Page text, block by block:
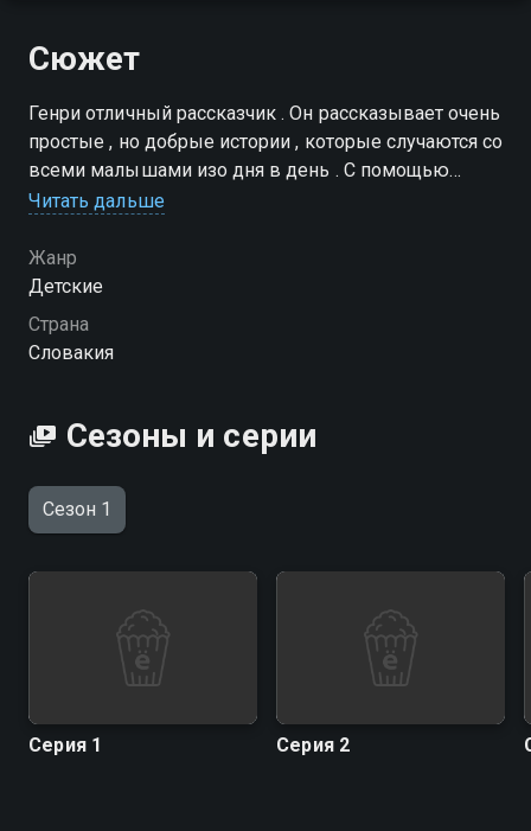
Сюжет
Генри отличный рассказчик . Он рассказывает очень
простые , но добрые истории , которые случаются со
всеми малышами изо дня в день . С помощью
своих нарисованных карточек Генри расставляет
всё , что он рассказывает , оживает
Читать дальше
Жанр
Детские
Страна
Словакия
Сезоны и серии
Сезон 1
Серия 1 Серия 2